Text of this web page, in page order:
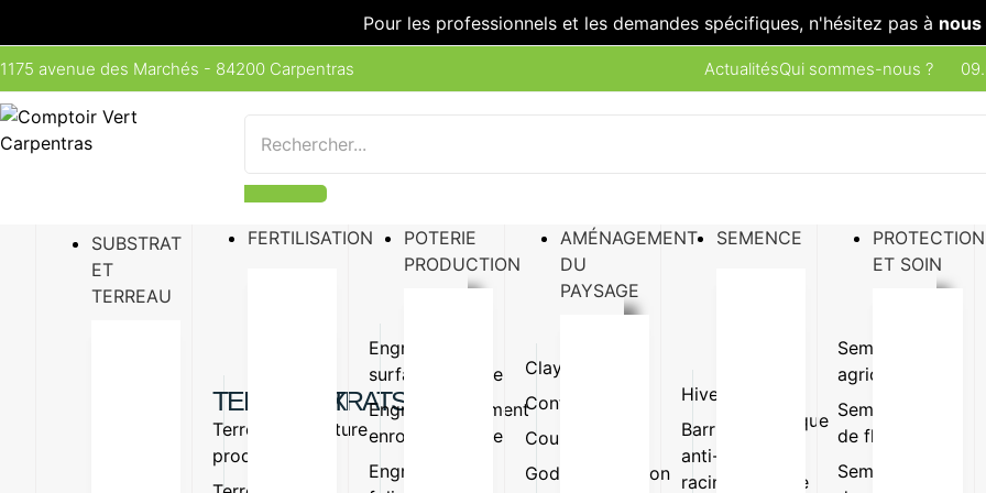
Pour les professionnels et les demandes spécifiques, n'hésitez pas à
1175 avenue des Marchés - 84200 Carpentras ActualitésQui sommes-nous ?
SUBSTRAT
ET
TERREAU
TERREAUX
Terreau
production
SUBSTRATS
Vermiculture
FERTILISATION
Engrais
surfaçage
Engrais
enrobé
Engrais
organique
Amendement
organique
POTERIE
PRODUCTION
Clayette
Conteneur
Coupe
Godet
Suspension
AMÉNAGEMENT
DU
PAYSAGE
Hivernage
Barrière
anti-
racine
synthétique
jardinière
SEMENCE
Semence
agricole
Semence
de fleur
Semence
PROTECTION
ET SOIN